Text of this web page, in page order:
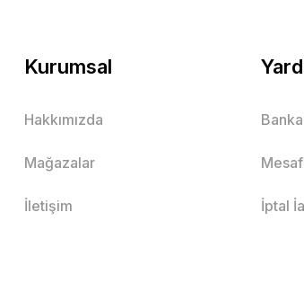
Kurumsal
Hakkımızda
Mağazalar
İletişim İptal